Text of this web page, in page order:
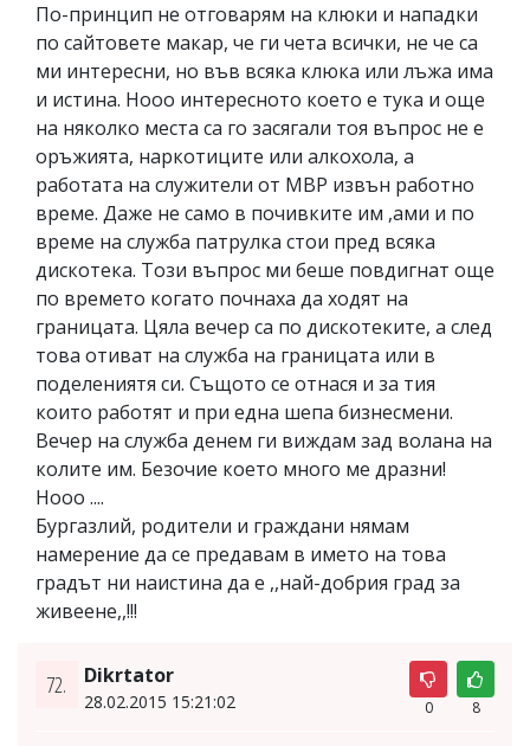
По-принцип не отговарям на клюки и нападки
по сайтовете макар, че ги чета всички, не че са
ми интересни, но във всяка клюка или лъжа има
и истина. Нооо интересното което е тука и още
на няколко места са го засягали тоя въпрос не е
оръжията, наркотиците или алкохола, а
работата на служители от МВР извън работно
време. Даже не само в почивките им ,ами и по
време на служба патрулка стои пред всяка
дискотека. Този въпрос ми беше повдигнат още
по времето когато почнаха да ходят на
границата. Цяла вечер са по дискотеките, а след
това отиват на служба на границата или в
поделениятя си. Същото се отнася и за тия
които работят и при една шепа бизнесмени.
Вечер на служба денем ги виждам зад волана на
колите им. Безочие което много ме дразни!
Нооо ....
Бургазлий, родители и граждани нямам
намерение да се предавам в името на това
градът ни наистина да е ,,най-добрия град за
живеене,,!!!
72. Dikrtator
28.02.2015 15:21:02 0 8